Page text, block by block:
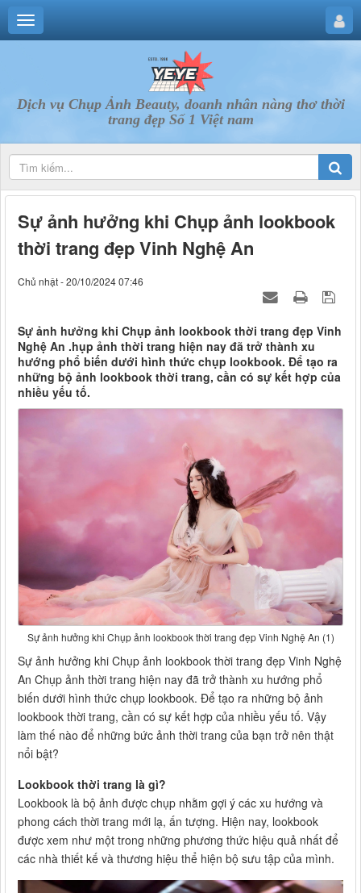
Dịch vụ Chụp Ảnh Beauty, doanh nhân nàng thơ thời
trang đẹp Số 1 Việt nam
Sự ảnh hưởng khi Chụp ảnh lookbook
thời trang đẹp Vinh Nghệ An
Chủ nhật - 20/10/2024 07:46
Sự ảnh hưởng khi Chụp ảnh lookbook thời trang đẹp Vinh
Nghệ An .hụp ảnh thời trang hiện nay đã trở thành xu
hướng phổ biến dưới hình thức chụp lookbook. Để tạo ra
những bộ ảnh lookbook thời trang, cần có sự kết hợp của
nhiều yếu tố.
Sự ảnh hưởng khi Chụp ảnh lookbook thời trang đẹp Vinh Nghệ An (1)
Sự ảnh hưởng khi Chụp ảnh lookbook thời trang đẹp Vinh Nghệ
An Chụp ảnh thời trang hiện nay đã trở thành xu hướng phổ
biến dưới hình thức chụp lookbook. Để tạo ra những bộ ảnh
lookbook thời trang, cần có sự kết hợp của nhiều yếu tố. Vậy
làm thế nào để những bức ảnh thời trang của bạn trở nên thật
nổi bật?
Lookbook thời trang là gì?
Lookbook là bộ ảnh được chụp nhằm gợi ý các xu hướng và
phong cách thời trang mới lạ, ấn tượng. Hiện nay, lookbook
được xem như một trong những phương thức hiệu quả nhất để
các nhà thiết kế và thương hiệu thể hiện bộ sưu tập của mình.